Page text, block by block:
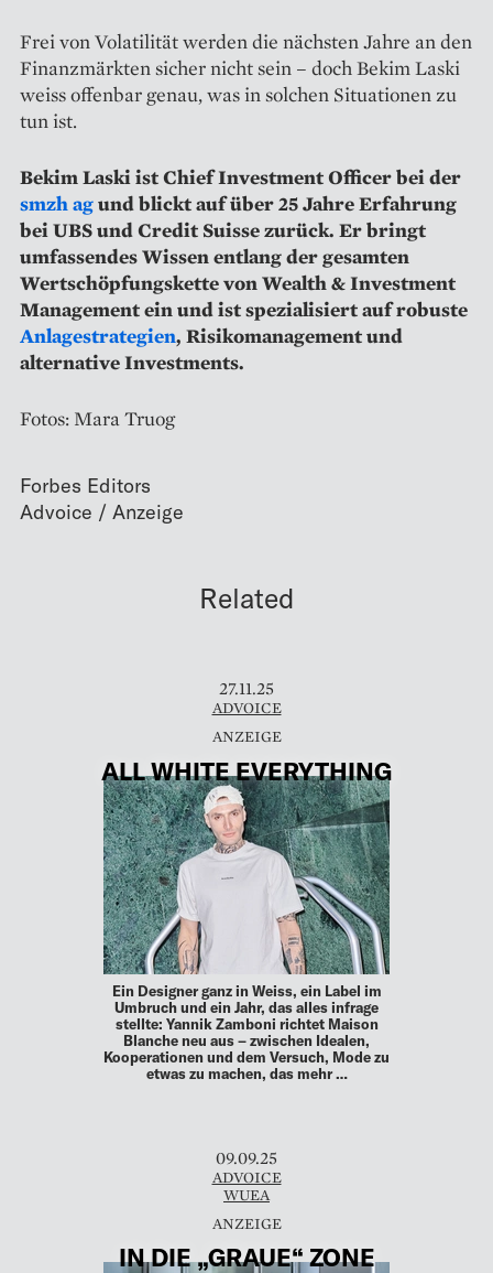
Frei von Volatilität werden die nächsten Jahre an den
Finanzmärkten sicher nicht sein – doch Bekim Laski
weiss offenbar genau, was in solchen Situationen zu
tun ist.
Bekim Laski ist Chief Investment Officer bei der
smzh agund blickt auf über 25 Jahre Erfahrung
bei UBS und Credit Suisse zurück. Er bringt
umfassendes Wissen entlang der gesamten
Wertschöpfungskette von Wealth & Investment
Management ein und ist spezialisiert auf robuste
Anlagestrategien, Risikomanagement und
alternative Investments.
Fotos: Mara Truog
Forbes Editors
Related
27.11.25
ADVOICE
ALL WHITE EVERYTHING
Ein Designer ganz in Weiss, ein Label im
Umbruch und ein Jahr, das alles infrage
stellte: Yannik Zamboni richtet Maison
Blanche neu aus – zwischen Idealen,
Kooperationen und dem Versuch, Mode zu
etwas zu machen, das mehr …
09.09.25
ADVOICE
WUEA
IN DIE „GRAUE“ ZONE